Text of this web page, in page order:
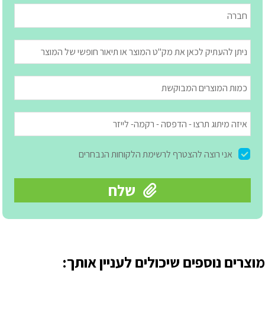
מוצרים נוספים שיכולים לעניין אותך: